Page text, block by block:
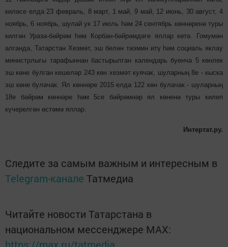
киләсе елда 23 февраль, 8 март, 1 май, 9 май, 12 июнь, 30 август, 4
ноябрь, 6 ноябрь, шулай ук 17 июль һәм 24 сентябрь көннәренә туры
килгән Ураза-бәйрәм һәм Корбан-бәйрәмдәге яллар көтә. Гомумән
алганда, Татарстан Хезмәт, эш белән тәэмин итү һәм социаль яклау
министрлыгы тарафыннан бастырылган календарь буенча 5 көнлек
эш көне булган кешеләр 243 көн хезмәт куячак, шуларның 8е - кыска
эш көне булачак. Ял көннәре 2015 елда 122 көн булачак - шуларның
18е бәйрәм көннәре һәм 5се бәйрәмнәр ял көненә туры килеп
күчерелгән өстәмә яллар.
Интертат.ру.
Следите за самым важным и интересным в
Telegram-канале Татмедиа
Читайте новости Татарстана в
национальном мессенджере MАХ: